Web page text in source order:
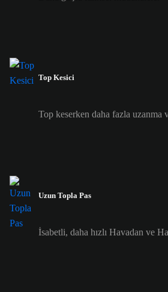
Top Kesici
Top keserken daha fazla uzanma
Uzun Topla Pas
İsabetli, daha hızlı Havadan ve